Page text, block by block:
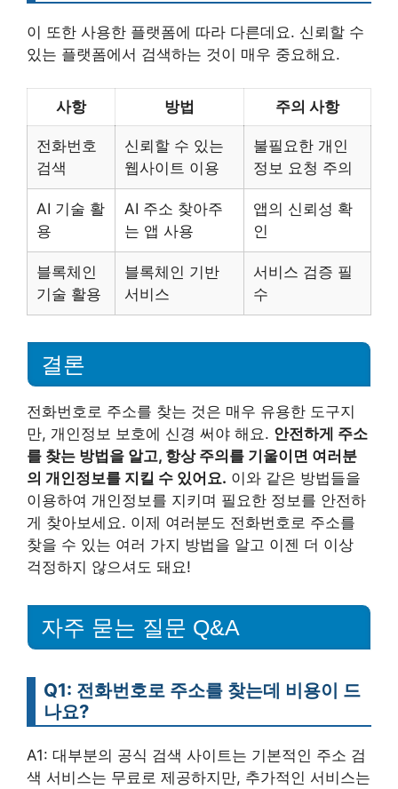
이 또한 사용한 플랫폼에 따라 다른데요. 신뢰할 수
있는 플랫폼에서 검색하는 것이 매우 중요해요.
사항 방법 주의 사항
전화번호
검색
신뢰할 수 있는
웹사이트 이용
불필요한 개인
정보 요청 주의
AI 기술 활
용
AI 주소 찾아주
는 앱 사용
앱의 신뢰성 확
인
블록체인
기술 활용
블록체인 기반
서비스
서비스 검증 필
수
결론
전화번호로 주소를 찾는 것은 매우 유용한 도구지
만, 개인정보 보호에 신경 써야 해요. 안전하게 주소
를 찾는 방법을 알고, 항상 주의를 기울이면 여러분
의 개인정보를 지킬 수 있어요. 이와 같은 방법들을
이용하여 개인정보를 지키며 필요한 정보를 안전하
게 찾아보세요. 이제 여러분도 전화번호로 주소를
찾을 수 있는 여러 가지 방법을 알고 이젠 더 이상
걱정하지 않으셔도 돼요!
자주 묻는 질문 Q&A
Q1: 전화번호로 주소를 찾는데 비용이 드
나요?
A1: 대부분의 공식 검색 사이트는 기본적인 주소 검
색 서비스는 무료로 제공하지만, 추가적인 서비스는